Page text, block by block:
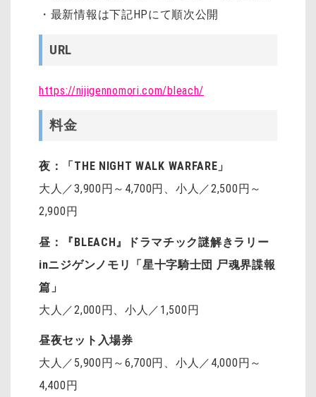
・最新情報は下記HPにて順次公開
URL
https://nijigennomori.com/bleach/
料金
夜：「THE NIGHT WALK WARFARE」
大人／3,900円～4,700円、小人／2,500円～
2,900円
昼：『BLEACH』ドラマチック謎解きラリー
inニジゲンノモリ「星十字騎士団 尸魂界諜報
篇」
大人／2,000円、小人／1,500円
昼夜セット入場券
大人／5,900円～6,700円、小人／4,000円～
4,400円